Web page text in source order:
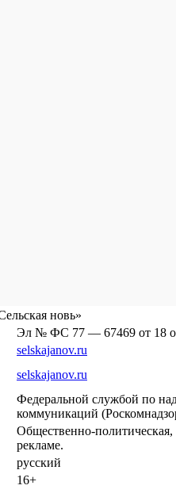
новь»
Эл № ФС 77 — 67469 от 18
selskajanov.ru
selskajanov.ru
Федеральной службой по
коммуникаций
Общественно-политическая,
рекламе.
русский
16+